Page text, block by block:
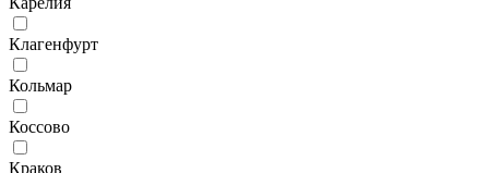
Клагенфурт
Кольмар
Коссово
Краков